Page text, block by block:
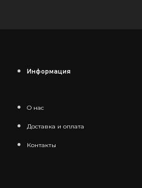
Информация
О нас
Доставка и оплата
Контакты